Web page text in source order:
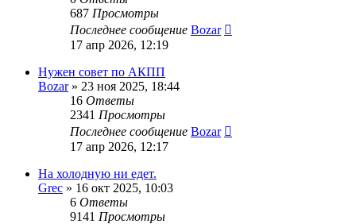
687 Просмотры
Последнее сообщение Bozar
17 апр 2026, 12:19
Нужен совет по АКПП
Bozar» 23 ноя 2025, 18:44
16 Ответы
2341 Просмотры
Последнее сообщение Bozar
17 апр 2026, 12:17
На холодную ни едет.
Grec » 16 окт 2025, 10:03
6 Ответы
9141 Просмотры